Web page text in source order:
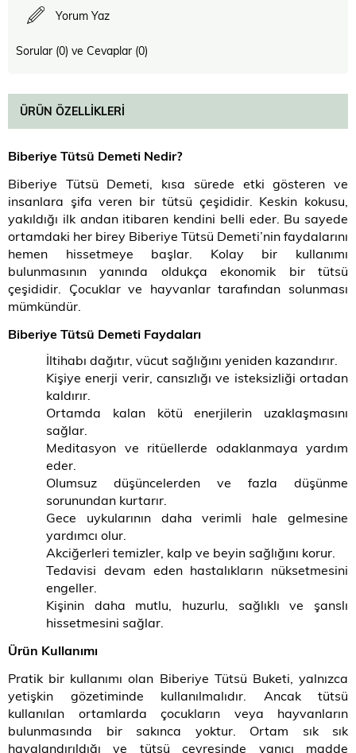
Yorum Yaz
Sorular (0) ve Cevaplar (0)
ÜRÜN ÖZELLIKLERI
Biberiye Tütsü Demeti Nedir?
Biberiye Tütsü Demeti, kısa sürede etki gösteren ve
insanlara şifa veren bir tütsü çeşididir. Keskin kokusu,
yakıldığı ilk andan itibaren kendini belli eder. Bu sayede
ortamdaki her birey Biberiye Tütsü Demeti’nin faydalarını
hemen hissetmeye başlar. Kolay bir kullanımı
bulunmasının yanında oldukça ekonomik bir tütsü
çeşididir. Çocuklar ve hayvanlar tarafından solunması
mümkündür.
Biberiye Tütsü Demeti Faydaları
İltihabı dağıtır, vücut sağlığını yeniden kazandırır.
Kişiye enerji verir, cansızlığı ve isteksizliği ortadan
kaldırır.
Ortamda kalan kötü enerjilerin uzaklaşmasını
sağlar.
Meditasyon ve ritüellerde odaklanmaya yardım
eder.
Olumsuz düşüncelerden ve fazla düşünme
sorunundan kurtarır.
Gece uykularının daha verimli hale gelmesine
yardımcı olur.
Akciğerleri temizler, kalp ve beyin sağlığını korur.
Tedavisi devam eden hastalıkların nüksetmesini
engeller.
Kişinin daha mutlu, huzurlu, sağlıklı ve şanslı
hissetmesini sağlar.
Ürün Kullanımı
Pratik bir kullanımı olan Biberiye Tütsü Buketi, yalnızca
yetişkin gözetiminde kullanılmalıdır. Ancak tütsü
kullanılan ortamlarda çocukların veya hayvanların
bulunmasında bir sakınca yoktur. Ortam sık sık
havalandırıldığı ve tütsü çevresinde yanıcı madde